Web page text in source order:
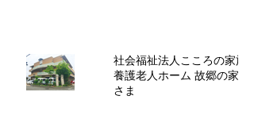
社会福祉法人こころの家族
養護老人ホーム 故郷の家・神戸
さま